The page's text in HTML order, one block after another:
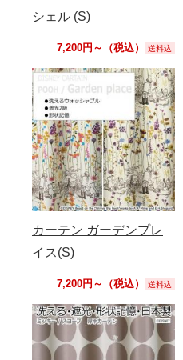
シェル (S)
7,200円～（税込） 送料込
カーテン ガーデンプレ
イス(S)
7,200円～（税込） 送料込